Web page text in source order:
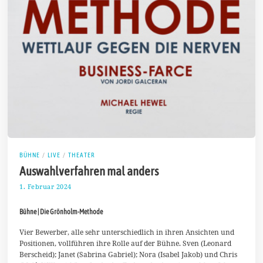
BÜHNE / LIVE / THEATER
Auswahlverfahren mal anders
1. Februar 2024
F
b
r
u
a
Bühne | Die Grönholm-Methode
Vier Bewerber, alle sehr unterschiedlich in ihren Ansichten und
Positionen, vollführen ihre Rolle auf der Bühne. Sven (Leonard
Berscheid); Janet (Sabrina Gabriel); Nora (Isabel Jakob) und Chris